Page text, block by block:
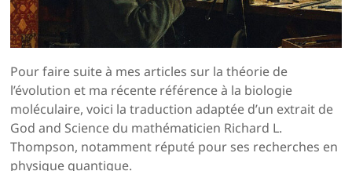
Pour faire suite à mes articles sur la théorie de
l’évolution et ma récente référence à la biologie
moléculaire, voici la traduction adaptée d’un extrait de
God and Science du mathématicien Richard L.
Thompson, notamment réputé pour ses recherches en
physique quantique.